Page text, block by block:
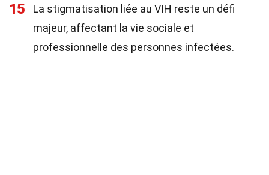
15
La stigmatisation liée au VIH reste un défi
majeur, affectant la vie sociale et
professionnelle des personnes infectées.